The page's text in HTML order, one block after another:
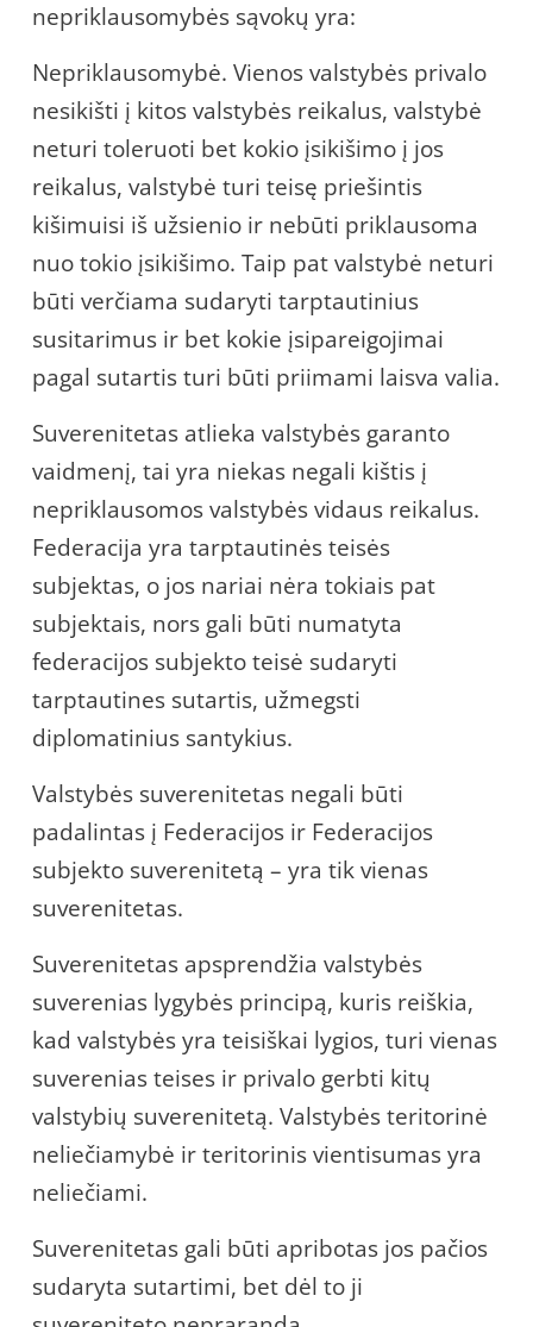
nepriklausomybės sąvokų yra:
Nepriklausomybė. Vienos valstybės privalo
nesikišti į kitos valstybės reikalus, valstybė
neturi toleruoti bet kokio įsikišimo į jos
reikalus, valstybė turi teisę priešintis
kišimuisi iš užsienio ir nebūti priklausoma
nuo tokio įsikišimo. Taip pat valstybė neturi
būti verčiama sudaryti tarptautinius
susitarimus ir bet kokie įsipareigojimai
pagal sutartis turi būti priimami laisva valia.
Suverenitetas atlieka valstybės garanto
vaidmenį, tai yra niekas negali kištis į
nepriklausomos valstybės vidaus reikalus.
Federacija yra tarptautinės teisės
subjektas, o jos nariai nėra tokiais pat
subjektais, nors gali būti numatyta
federacijos subjekto teisė sudaryti
tarptautines sutartis, užmegsti
diplomatinius santykius.
Valstybės suverenitetas negali būti
padalintas į Federacijos ir Federacijos
subjekto suverenitetą – yra tik vienas
suverenitetas.
Suverenitetas apsprendžia valstybės
suverenias lygybės principą, kuris reiškia,
kad valstybės yra teisiškai lygios, turi vienas
suverenias teises ir privalo gerbti kitų
valstybių suverenitetą. Valstybės teritorinė
neliečiamybė ir teritorinis vientisumas yra
neliečiami.
Suverenitetas gali būti apribotas jos pačios
sudaryta sutartimi, bet dėl to ji